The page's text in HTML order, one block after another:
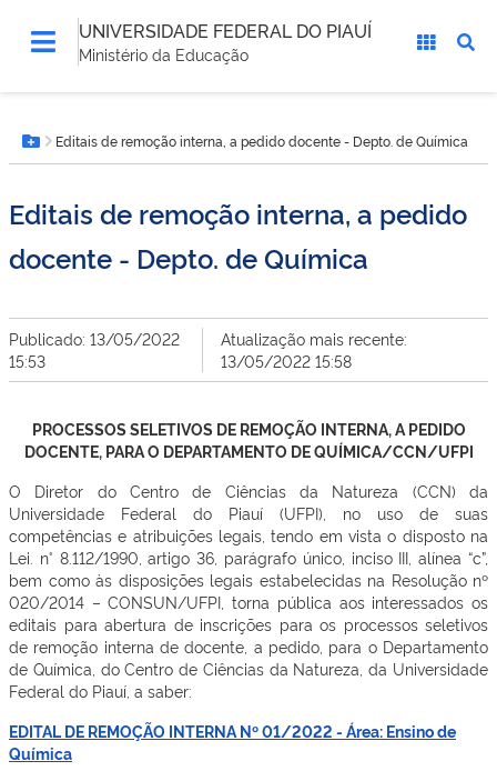
UNIVERSIDADE FEDERAL DO PIAUÍ
Ministério da Educação
está
aqui:Botão Menu
Editais de remoção interna, a pedido docente - Depto. de Química
Editais de remoção interna, a pedido
docente - Depto. de Química
Publicado: 13/05/2022
15:53
Atualização mais recente:
13/05/2022 15:58
PROCESSOS SELETIVOS DE REMOÇÃO INTERNA, A PEDIDO
DOCENTE, PARA O DEPARTAMENTO DE QUÍMICA/CCN/UFPI
O Diretor do Centro de Ciências da Natureza (CCN) da
Universidade Federal do Piauí (UFPI), no uso de suas
competências e atribuições legais, tendo em vista o disposto na
Lei. n° 8.112/1990, artigo 36, parágrafo único, inciso III, alínea “c”,
bem como às disposições legais estabelecidas na Resolução nº
020/2014 – CONSUN/UFPI, torna pública aos interessados os
editais para abertura de inscrições para os processos seletivos
de remoção interna de docente, a pedido, para o Departamento
de Química, do Centro de Ciências da Natureza, da Universidade
Federal do Piauí, a saber:
EDITAL DE REMOÇÃO INTERNA Nº 01/2022 - Área: Ensino de
Química